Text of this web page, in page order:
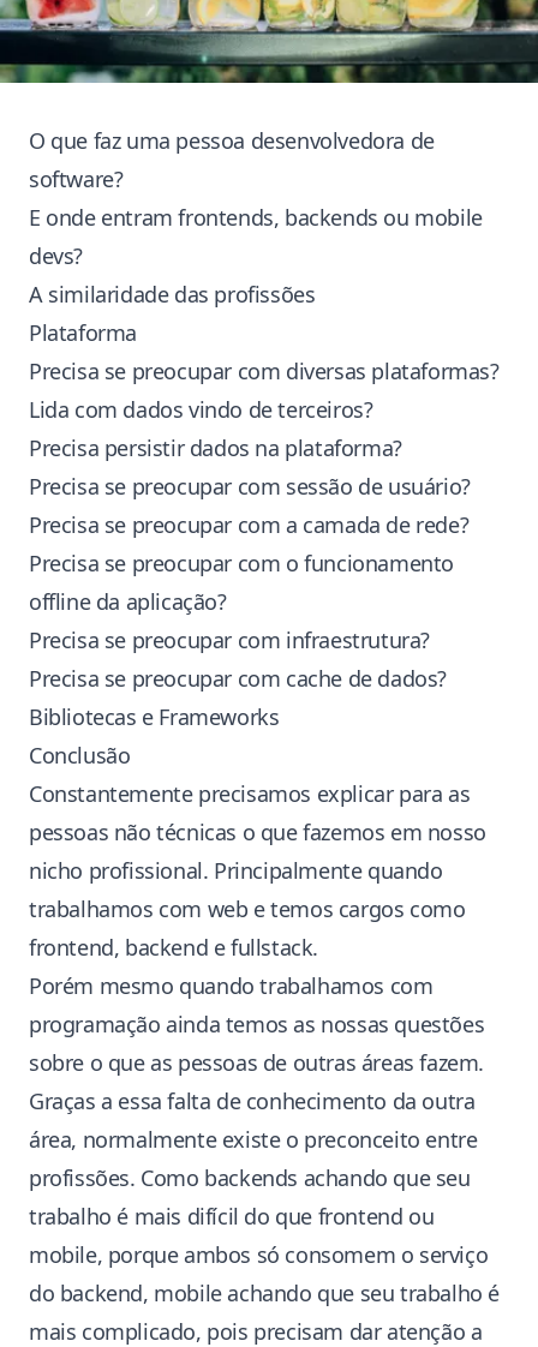
O que faz uma pessoa desenvolvedora de
software?
E onde entram frontends, backends ou mobile
devs?
A similaridade das profissões
Plataforma
Precisa se preocupar com diversas plataformas?
Lida com dados vindo de terceiros?
Precisa persistir dados na plataforma?
Precisa se preocupar com sessão de usuário?
Precisa se preocupar com a camada de rede?
Precisa se preocupar com o funcionamento
offline da aplicação?
Precisa se preocupar com infraestrutura?
Precisa se preocupar com cache de dados?
Bibliotecas e Frameworks
Conclusão
Constantemente precisamos explicar para as
pessoas não técnicas o que fazemos em nosso
nicho profissional. Principalmente quando
trabalhamos com web e temos cargos como
frontend, backend e fullstack.
Porém mesmo quando trabalhamos com
programação ainda temos as nossas questões
sobre o que as pessoas de outras áreas fazem.
Graças a essa falta de conhecimento da outra
área, normalmente existe o preconceito entre
profissões. Como backends achando que seu
trabalho é mais difícil do que frontend ou
mobile, porque ambos só consomem o serviço
do backend, mobile achando que seu trabalho é
mais complicado, pois precisam dar atenção a